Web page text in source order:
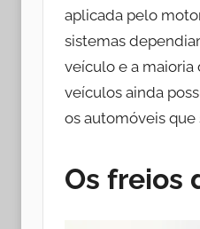
aplicada pelo
sistemas
veículo e a maioria
veículos ainda
os automóveis que
Os freios